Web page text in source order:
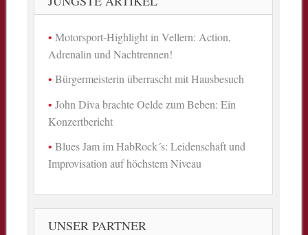
Motorsport-Highlight in Vellern: Action,
Adrenalin und Nachtrennen!
Bürgermeisterin überrascht mit Hausbesuch
John Diva brachte Oelde zum Beben: Ein
Konzertbericht
Blues Jam im HabRock´s: Leidenschaft und
Improvisation auf höchstem Niveau
UNSER PARTNER